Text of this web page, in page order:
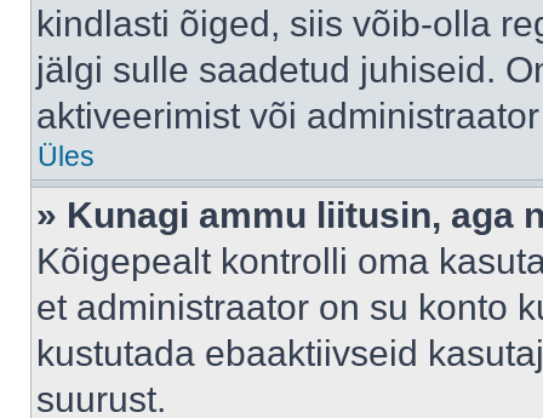
kindlasti õiged, siis võib-olla
jälgi sulle saadetud juhiseid.
aktiveerimist või
Üles
» Kunagi ammu liitusin, aga
Kõigepealt kontrolli oma
et administraator on su konto
kustutada ebaaktiivseid
suurust.